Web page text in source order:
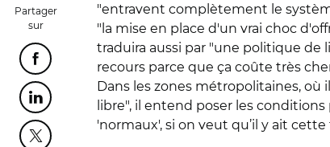
Partager
sur
Partager cette page sur Facebook
Partager cette page sur Linkedin
Partager cette page sur Twitter
"entravent complètement le
"la mise en place d'un vrai choc
traduira aussi par "une politique de
recours parce que ça coûte très
Dans les zones métropolitaines,
libre", il entend poser les
'normaux', si on veut qu’il y ait